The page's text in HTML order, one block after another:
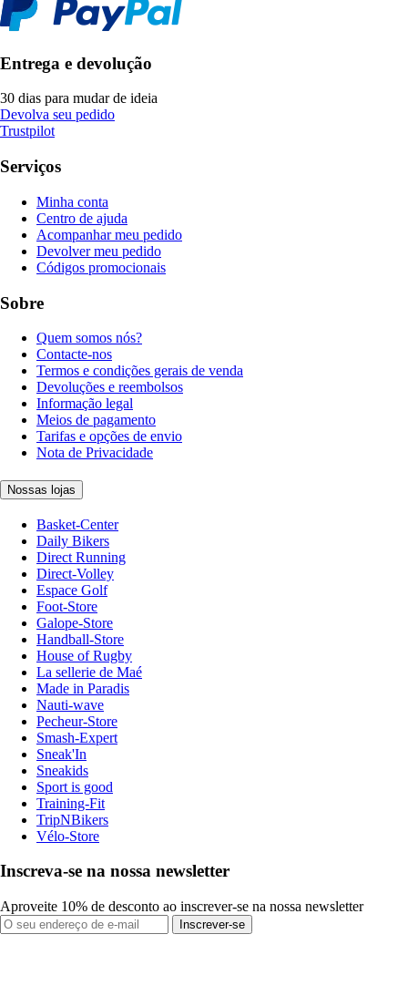
Entrega e devolução
30 dias para mudar de ideia
Devolva seu pedido
Trustpilot
Serviços
Minha conta
Centro de ajuda
Acompanhar meu pedido
Devolver meu pedido
Códigos promocionais
Sobre
Quem somos nós?
Contacte-nos
Termos e condições gerais de venda
Devoluções e reembolsos
Informação legal
Meios de pagamento
Tarifas e opções de envio
Nota de Privacidade
Nossas lojas
Basket-Center
Daily Bikers
Direct Running
Direct-Volley
Espace Golf
Foot-Store
Galope-Store
Handball-Store
House of Rugby
La sellerie de Maé
Made in Paradis
Nauti-wave
Pecheur-Store
Smash-Expert
Sneak'In
Sneakids
Sport is good
Training-Fit
TripNBikers
Vélo-Store
Inscreva-se na nossa newsletter
Aproveite 10% de desconto ao inscrever-se na nossa newsletter
Inscrever-se